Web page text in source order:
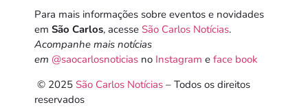
Para mais informações sobre eventos e novidades
em São Carlos, acesse São Carlos Notícias.
Acompanhe mais notícias
em @saocarlosnoticias no Instagram e face book
© 2025 São Carlos Notícias – Todos os direitos
reservados